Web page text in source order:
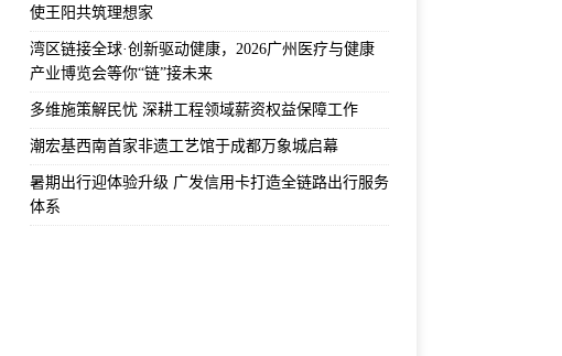
使王阳共筑理想家
湾区链接全球·创新驱动健康，2026广州医疗与健康
产业博览会等你“链”接未来
多维施策解民忧 深耕工程领域薪资权益保障工作
潮宏基西南首家非遗工艺馆于成都万象城启幕
暑期出行迎体验升级 广发信用卡打造全链路出行服务
体系